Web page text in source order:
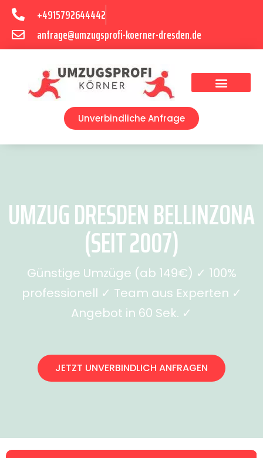
+4915792644442
anfrage@umzugsprofi-koerner-dresden.de
Unverbindliche Anfrage
UMZUG DRESDEN BELLINZONA
(SEIT 2007)
Günstige Umzüge (ab 149€) ✓ 100%
professionell ✓ Team aus Experten ✓
Angebot in 60 Sek. ✓
JETZT UNVERBINDLICH ANFRAGEN